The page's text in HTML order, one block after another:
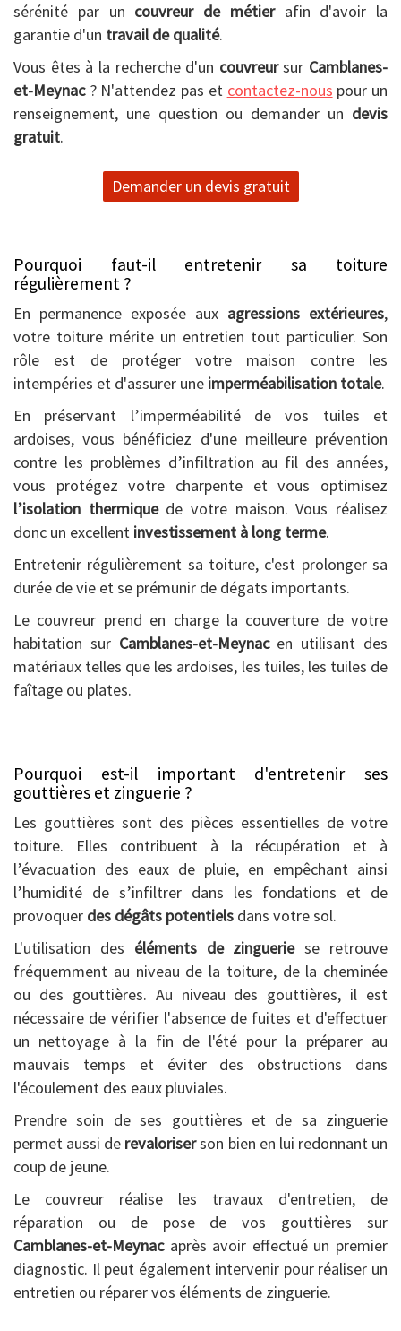
sérénité par un couvreur de métierafin d'avoir la
garantie d'un travail de qualité.
Vous êtes à la recherche d'un couvreursur Camblanes-
et-Meynac? N'attendez pas et contactez-nous pour un
renseignement, une question ou demander un devis
gratuit.
Demander un devis gratuit
Pourquoi faut-il entretenir sa toiture
régulièrement ?
En permanence exposée aux agressions extérieures,
votre toiture mérite un entretien tout particulier. Son
rôle est de protéger votre maison contre les
intempéries et d'assurer une imperméabilisation totale.
En préservant l’imperméabilité de vos tuiles et
ardoises, vous bénéficiez d'une meilleure prévention
contre les problèmes d’infiltration au fil des années,
vous protégez votre charpente et vous optimisez
l’isolation thermiquede votre maison. Vous réalisez
donc un excellent investissement à long terme.
Entretenir régulièrement sa toiture, c'est prolonger sa
durée de vie et se prémunir de dégats importants.
Le couvreur prend en charge la couverture de votre
habitation sur Camblanes-et-Meynacen utilisant des
matériaux telles que les ardoises, les tuiles, les tuiles de
faîtage ou plates.
Pourquoi est-il important d'entretenir ses
gouttières et zinguerie ?
Les gouttières sont des pièces essentielles de votre
toiture. Elles contribuent à la récupération et à
l’évacuation des eaux de pluie, en empêchant ainsi
l’humidité de s’infiltrer dans les fondations et de
provoquer des dégâts potentiels dans votre sol.
L'utilisation des éléments de zingueriese retrouve
fréquemment au niveau de la toiture, de la cheminée
ou des gouttières. Au niveau des gouttières, il est
nécessaire de vérifier l'absence de fuites et d'effectuer
un nettoyage à la fin de l'été pour la préparer au
mauvais temps et éviter des obstructions dans
l'écoulement des eaux pluviales.
Prendre soin de ses gouttières et de sa zinguerie
permet aussi de revaloriserson bien en lui redonnant un
coup de jeune.
Le couvreur réalise les travaux d'entretien, de
réparation ou de pose de vos gouttières sur
Camblanes-et-Meynacaprès avoir effectué un premier
diagnostic. Il peut également intervenir pour réaliser un
entretien ou réparer vos éléments de zinguerie.